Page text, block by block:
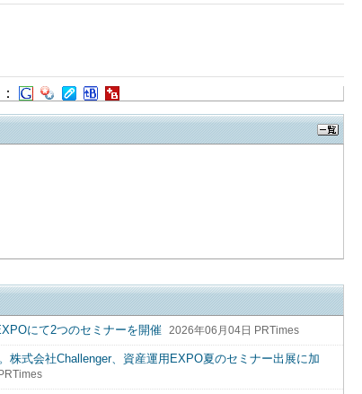
にて2つのセミナーを開催 2026年06月04日 PRTimes
株式会社Challenger、資産運用EXPO夏のセミナー出展に加